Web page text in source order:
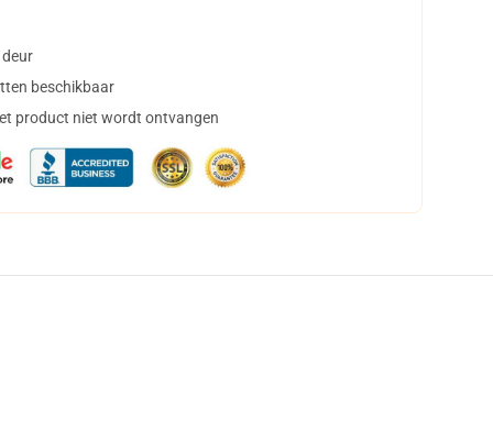
beschikbaar
product niet wordt ontvangen